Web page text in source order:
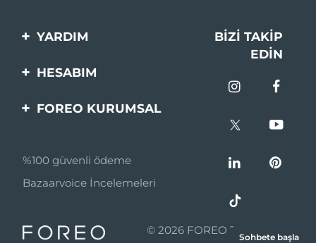
YARDIM
Bi̇zi̇mle İleti̇şi̇me Geçi̇n
BIZI TAKIP
EDIN
HESABIM
Ürün Kaydı
FOREO KURUMSAL
Ortaklik Programi
Ortaklık haberleri
%100 güvenli ödeme
Bazaarvoice İncelemeleri
© 2026 FOREO Tüm hakları
Sohbete başla